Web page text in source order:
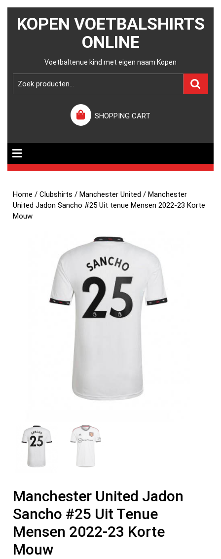
KOPEN VOETBALSHIRTS
ONLINE
Voetbaltenue kind met eigen naam Kopen
SHOPPING CART
Home /Clubshirts /Manchester United / Manchester
United Jadon Sancho #25 Uit tenue Mensen 2022-23 Korte
Mouw
Manchester United Jadon
Sancho #25 Uit Tenue
Mensen 2022-23 Korte
Mouw